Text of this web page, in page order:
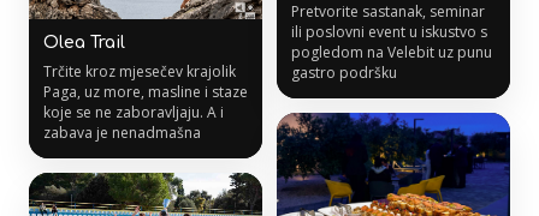
Olea Trail
Trčite kroz mjesečev krajolik
Paga, uz more, masline i staze
koje se ne zaboravljaju. A i
zabava je nenadmašna
Pretvorite sastanak, seminar
ili poslovni event u iskustvo s
pogledom na Velebit uz punu
gastro podršku